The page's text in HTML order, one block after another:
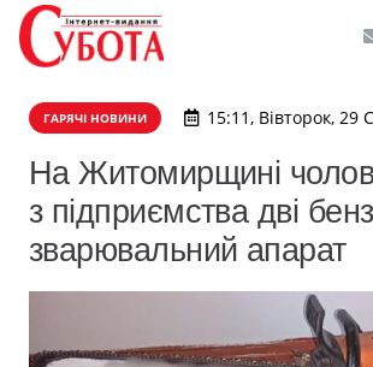
ГАРЯЧІ НОВИНИ 15:11, Вівторок, 29
​На Житомирщині
з підприємства дві
зварювальний апарат